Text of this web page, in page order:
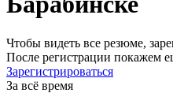
Чтобы видеть все резюме,
После регистрации покажем
Зарегистрироваться
За всё время